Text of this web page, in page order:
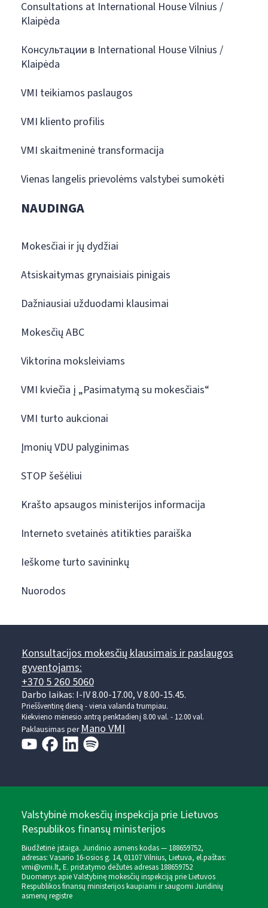
Consultations at International House Vilnius /
Klaipėda
Консультации в International House Vilnius /
Klaipėda
VMI teikiamos paslaugos
VMI kliento profilis
VMI skaitmeninė transformacija
Vienas langelis prievolėms valstybei sumokėti
NAUDINGA
Mokesčiai ir jų dydžiai
Atsiskaitymas grynaisiais pinigais
Dažniausiai užduodami klausimai
Mokesčių ABC
Viktorina moksleiviams
VMI kviečia į „Pasimatymą su mokesčiais“
VMI turto aukcionai
Įmonių VDU palyginimas
STOP šešėliui
Krašto apsaugos ministerijos informacija
Interneto svetainės atitikties paraiška
Ieškome turto savininkų
Nuorodos
Konsultacijos mokesčių klausimais ir paslaugos
gyventojams:
+370 5 260 5060
Darbo laikas: I-IV 8.00-17.00, V 8.00-15.45.
Prieššventinę dieną - viena valanda trumpiau.
Kiekvieno mėnesio antrą penktadienį 8.00 val. - 12.00 val.
Paklausimas perMano VMI
Valstybinė mokesčių inspekcija prie Lietuvos
Respublikos finansų ministerijos
Biudžetinė įstaiga. Juridinio asmens kodas — 188659752,
adresas: Vasario 16-osios g. 14, 01107 Vilnius, Lietuva, el.paštas:
vmi@vmi.lt, E. pristatymo dėžutės adresas 188659752
Duomenys apie Valstybinę mokesčių inspekciją prie Lietuvos
Respublikos finansų ministerijos kaupiami ir saugomi Juridinių
asmenų registre